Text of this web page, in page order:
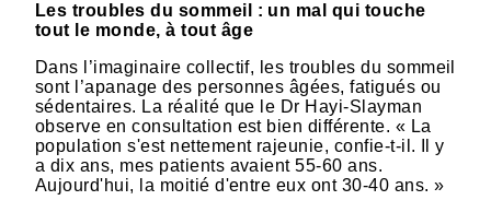
Les troubles du sommeil : un mal qui touche
tout le monde, à tout âge
Dans l’imaginaire collectif, les troubles du sommeil
sont l’apanage des personnes âgées, fatigués ou
sédentaires. La réalité que le Dr Hayi-Slayman
observe en consultation est bien différente. « La
population s'est nettement rajeunie, confie-t-il. Il y
a dix ans, mes patients avaient 55-60 ans.
Aujourd'hui, la moitié d'entre eux ont 30-40 ans. »